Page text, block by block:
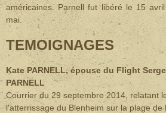
américaines. Parnell fut libéré le 15
mai.
TEMOIGNAGES
Kate PARNELL, épouse du Flight
PARNELL
Courrier du 29 septembre 2014, relatant
l'atterrissage du Blenheim sur la plage de